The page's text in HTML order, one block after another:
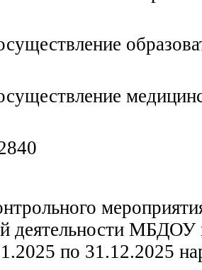
деятельности
по 31.12.2025